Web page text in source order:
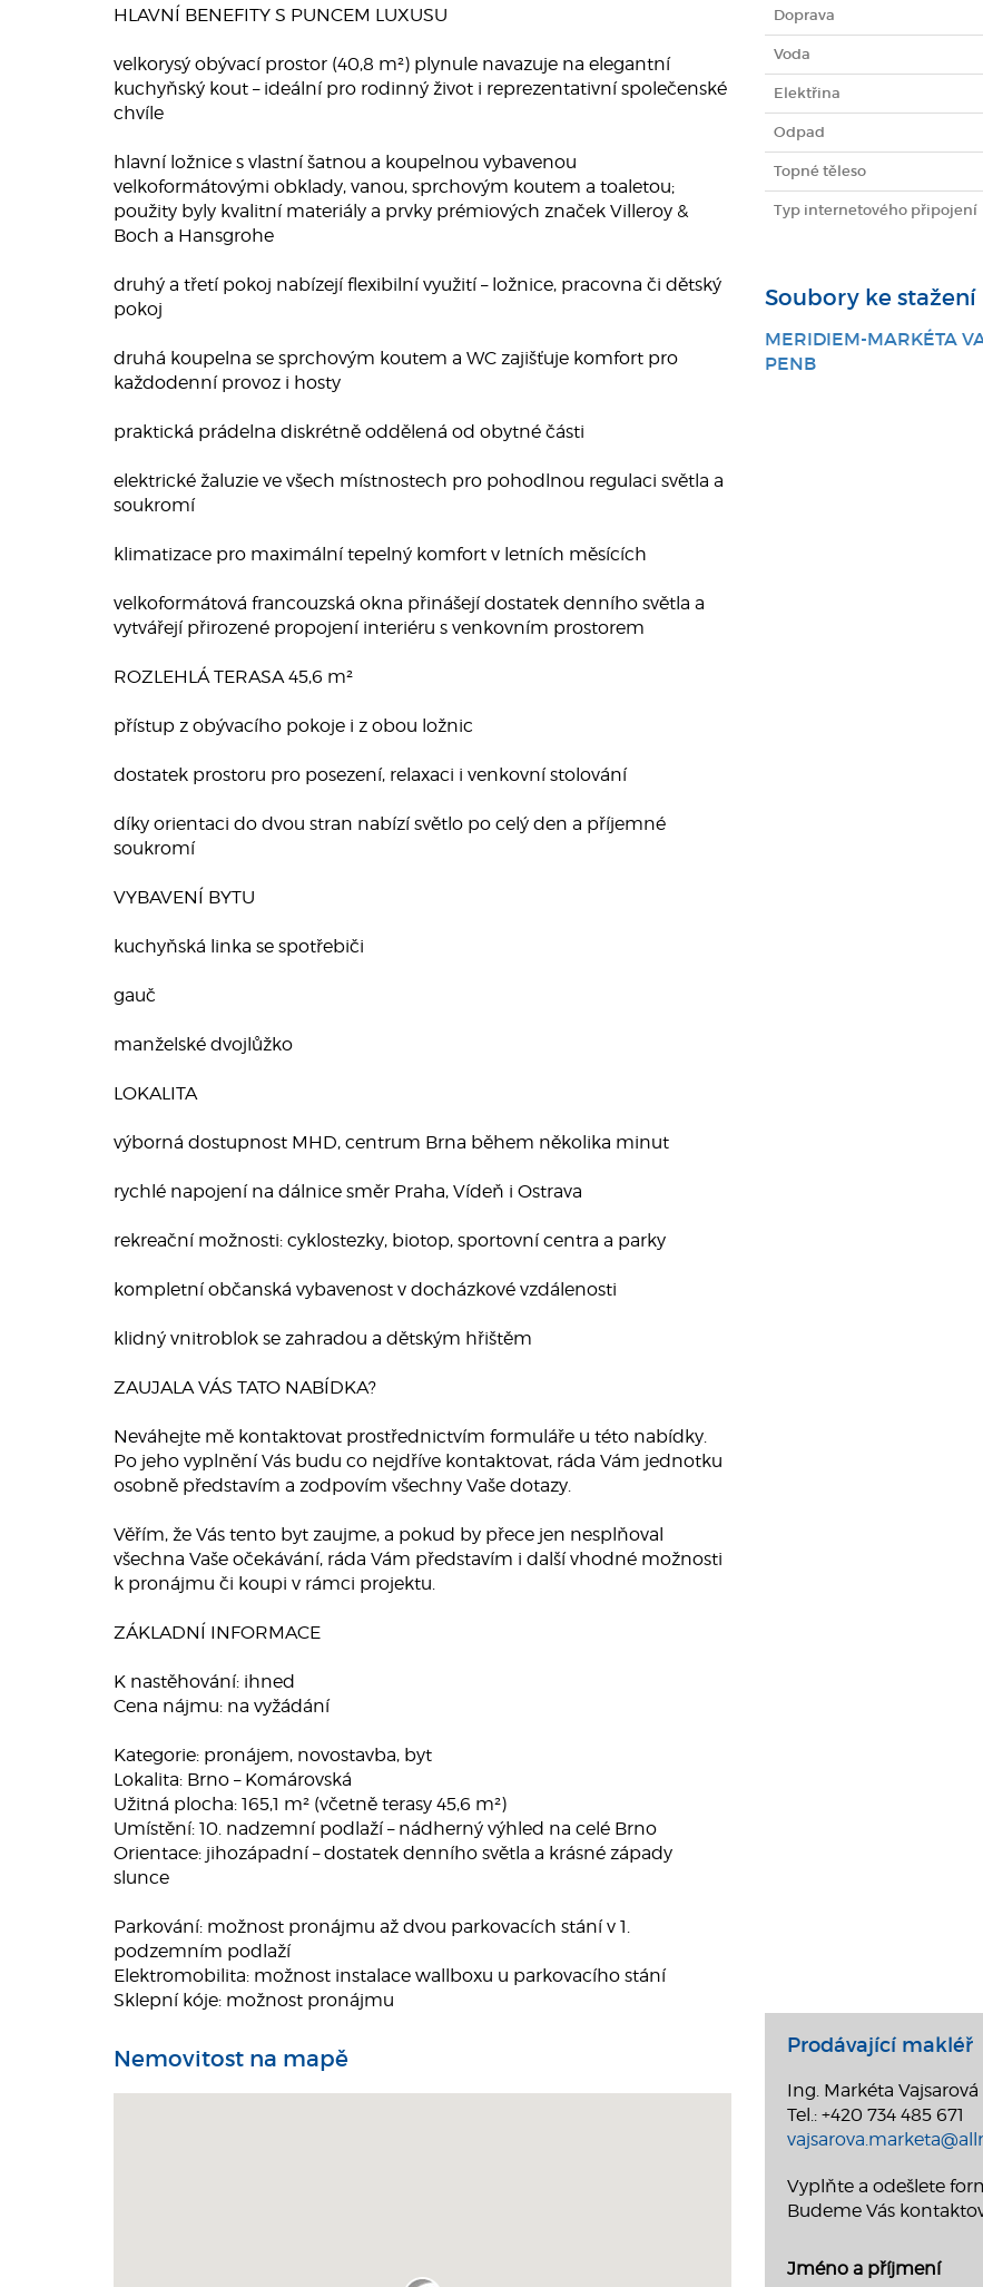
HLAVNÍ BENEFITY S PUNCEM LUXUSU
velkorysý obývací prostor (40,8 m²) plynule navazuje na elegantní
kuchyňský kout – ideální pro rodinný život i reprezentativní společenské
chvíle
hlavní ložnice s vlastní šatnou a koupelnou vybavenou
velkoformátovými obklady, vanou, sprchovým koutem a toaletou;
použity byly kvalitní materiály a prvky prémiových značek Villeroy &
Boch a Hansgrohe
druhý a třetí pokoj nabízejí flexibilní využití – ložnice, pracovna či dětský
pokoj
druhá koupelna se sprchovým koutem a WC zajišťuje komfort pro
každodenní provoz i hosty
praktická prádelna diskrétně oddělená od obytné části
elektrické žaluzie ve všech místnostech pro pohodlnou regulaci světla a
soukromí
klimatizace pro maximální tepelný komfort v letních měsících
velkoformátová francouzská okna přinášejí dostatek denního světla a
vytvářejí přirozené propojení interiéru s venkovním prostorem
ROZLEHLÁ TERASA 45,6 m²
přístup z obývacího pokoje i z obou ložnic
dostatek prostoru pro posezení, relaxaci i venkovní stolování
díky orientaci do dvou stran nabízí světlo po celý den a příjemné
soukromí
VYBAVENÍ BYTU
kuchyňská linka se spotřebiči
gauč
manželské dvojlůžko
LOKALITA
výborná dostupnost MHD, centrum Brna během několika minut
rychlé napojení na dálnice směr Praha, Vídeň i Ostrava
rekreační možnosti: cyklostezky, biotop, sportovní centra a parky
kompletní občanská vybavenost v docházkové vzdálenosti
klidný vnitroblok se zahradou a dětským hřištěm
ZAUJALA VÁS TATO NABÍDKA?
Neváhejte mě kontaktovat prostřednictvím formuláře u této nabídky.
Po jeho vyplnění Vás budu co nejdříve kontaktovat, ráda Vám jednotku
osobně představím a zodpovím všechny Vaše dotazy.
Věřím, že Vás tento byt zaujme, a pokud by přece jen nesplňoval
všechna Vaše očekávání, ráda Vám představím i další vhodné možnosti
k pronájmu či koupi v rámci projektu.
ZÁKLADNÍ INFORMACE
K nastěhování: ihned
Cena nájmu: na vyžádání
Kategorie: pronájem, novostavba, byt
Lokalita: Brno – Komárovská
Užitná plocha: 165,1 m² (včetně terasy 45,6 m²)
Umístění: 10. nadzemní podlaží – nádherný výhled na celé Brno
Orientace: jihozápadní – dostatek denního světla a krásné západy
slunce
Parkování: možnost pronájmu až dvou parkovacích stání v 1.
podzemním podlaží
Elektromobilita: možnost instalace wallboxu u parkovacího stání
Sklepní kóje: možnost pronájmu
Doprava
Voda
Elektřina
Odpad
Topné těleso
Typ internetového připojení
Soubory ke stažení
MERIDIEM-MARKÉTA
PENB
Nemovitost na mapě Prodávající makléř
Ing. Markéta Vajsarová
Tel.: +420 734 485 671
Vyplňte a odešlete
Budeme Vás
Jméno a příjmení